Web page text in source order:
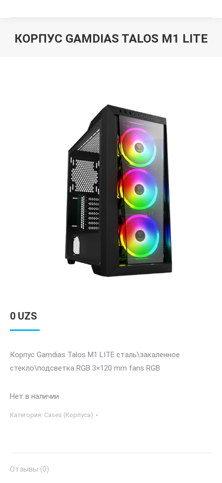
КОРПУС GAMDIAS TALOS M1 LITE
0 UZS
Корпус Gamdias Talos M1 LITE сталь\закаленное
стекло\подсветка RGB 3×120 mm fans RGB
Нет в наличии
Категория: Cases (Корпуса)
Отзывы (0)